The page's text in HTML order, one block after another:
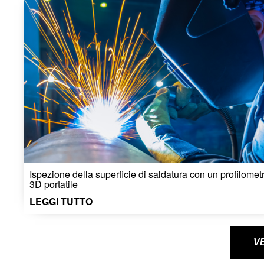
Ispezione della superficie di saldatura con un
3D portatile
LEGGI TUTTO